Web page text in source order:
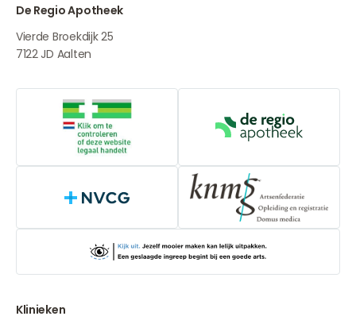
De Regio Apotheek
Vierde Broekdijk 25
7122 JD Aalten
Online aanbieders medicijnenDe Regio
NVCG
Klinieken